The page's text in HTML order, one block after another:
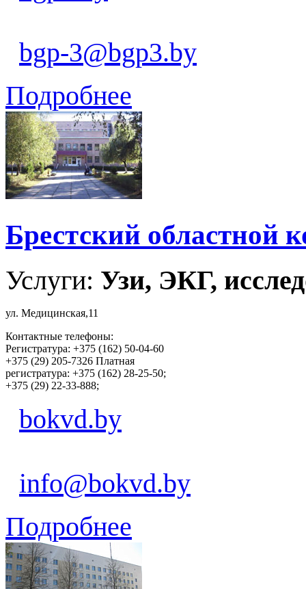
bgp-3@bgp3.by
Подробнее
Брестский областной
Услуги: Узи, ЭКГ,
ул. Медицинская,11
Контактные телефоны:
Регистратура: +375 (162) 50-04-60
+375 (29) 205-7326 Платная
регистратура: +375 (162) 28-25-50;
+375 (29) 22-33-888;
bokvd.by
info@bokvd.by
Подробнее